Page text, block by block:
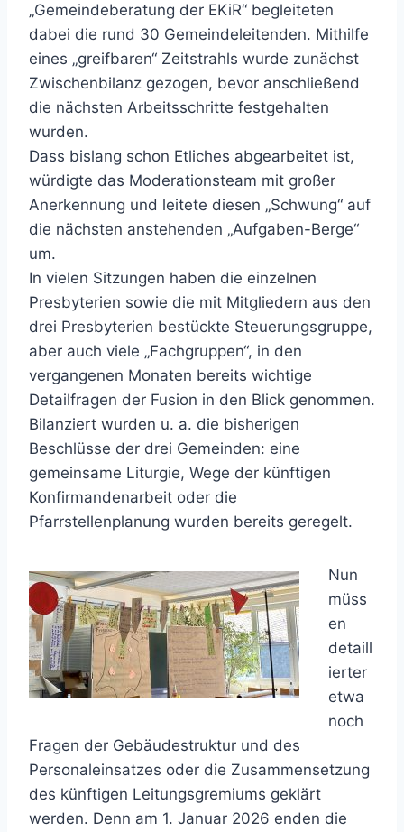
„Gemeindeberatung der EKiR“ begleiteten
dabei die rund 30 Gemeindeleitenden. Mithilfe
eines „greifbaren“ Zeitstrahls wurde zunächst
Zwischenbilanz gezogen, bevor anschließend
die nächsten Arbeitsschritte festgehalten
wurden.
Dass bislang schon Etliches abgearbeitet ist,
würdigte das Moderationsteam mit großer
Anerkennung und leitete diesen „Schwung“ auf
die nächsten anstehenden „Aufgaben-Berge“
um.
In vielen Sitzungen haben die einzelnen
Presbyterien sowie die mit Mitgliedern aus den
drei Presbyterien bestückte Steuerungsgruppe,
aber auch viele „Fachgruppen“, in den
vergangenen Monaten bereits wichtige
Detailfragen der Fusion in den Blick genommen.
Bilanziert wurden u. a. die bisherigen
Beschlüsse der drei Gemeinden: eine
gemeinsame Liturgie, Wege der künftigen
Konfirmandenarbeit oder die
Pfarrstellenplanung wurden bereits geregelt.
Nun
müss
en
detaill
ierter
etwa
noch
Fragen der Gebäudestruktur und des
Personaleinsatzes oder die Zusammensetzung
des künftigen Leitungsgremiums geklärt
werden. Denn am 1. Januar 2026 enden die